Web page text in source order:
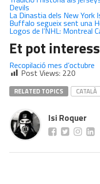
Devils
La Dinastia dels New York
Buffalo segueix sent una
Logos de l’NHL: Montreal
Et pot
Recopilació mes d’octubre
Post Views: 220
RELATED TOPICS CATALÀ
Isi Roquer